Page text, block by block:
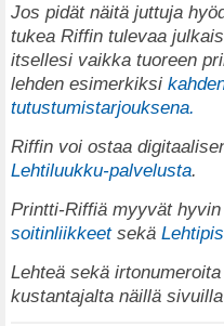
Jos pidät näitä juttuja
tukea Riffin tulevaa
itsellesi vaikka tuoreen
lehden esimerkiksi
tutustumistarjouksena.
Riffin voi ostaa
Lehtiluukku-palvelusta.
Printti-Riffiä myyvät hyvin
soitinliikkeet sekä
Lehteä sekä
kustantajalta näillä